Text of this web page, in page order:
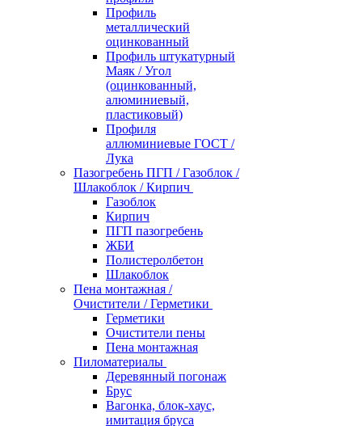
Профиль
металлический
оцинкованный
Профиль штукатурный
Маяк / Угол
(оцинкованный,
алюминиевый,
пластиковый)
Профиля
аллюминиевые ГОСТ /
Лука
Пазогребень ПГП / Газоблок /
Шлакоблок / Кирпич
Газоблок
Кирпич
ПГП пазогребень
ЖБИ
Полистеролбетон
Шлакоблок
Пена монтажная /
Очистители / Герметики
Герметики
Очистители пены
Пена монтажная
Пиломатериалы
Деревянный погонаж
Брус
Вагонка, блок-хаус,
имитация бруса